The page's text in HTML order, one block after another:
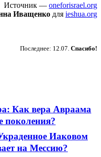
Источник — oneforisrael.org
Иващенко для ieshua.org
Последнее: 12.07. Спасибо!
Как вера Авраама
поколения?
Иаковом
на Мессию?